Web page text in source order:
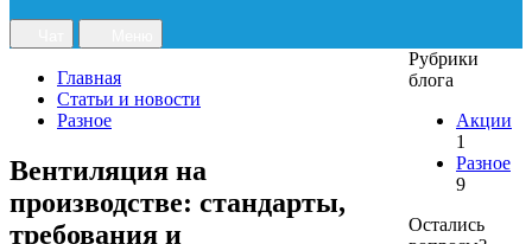
Главная
Статьи и новости
Разное
Вентиляция на
производстве: стандарты,
требования и
Рубрики
блога
Акции
1
Разное
9
Остались